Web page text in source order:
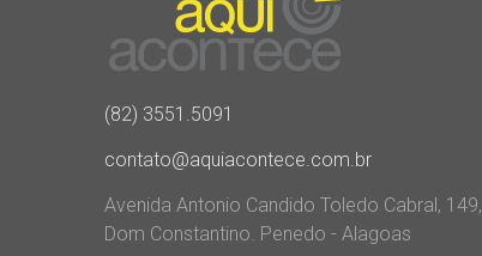
(82) 3551.5091
contato@aquiacontece.com.br
Avenida Antonio Candido Toledo Cabral, 149,
Dom Constantino. Penedo - Alagoas